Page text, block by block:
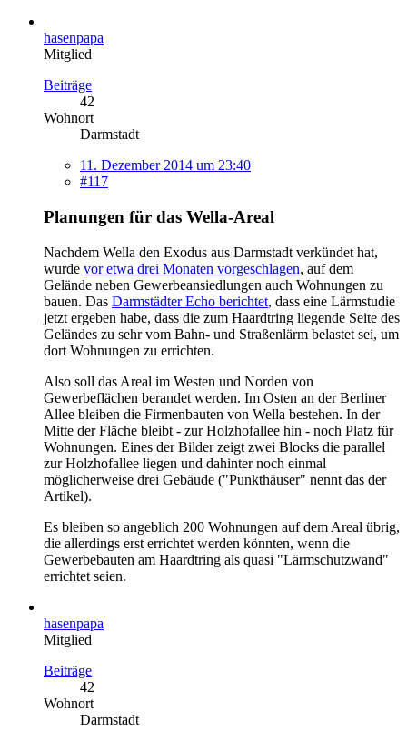
hasenpapa
Mitglied
Beiträge
42
Wohnort
Darmstadt
11. Dezember 2014 um 23:40
#117
Planungen für das Wella-Areal
Nachdem Wella den Exodus aus Darmstadt verkündet hat,
wurde vor etwa drei Monaten vorgeschlagen, auf dem
Gelände neben Gewerbeansiedlungen auch Wohnungen zu
bauen. Das Darmstädter Echo berichtet, dass eine Lärmstudie
jetzt ergeben habe, dass die zum Haardtring liegende Seite des
Geländes zu sehr vom Bahn- und Straßenlärm belastet sei, um
dort Wohnungen zu errichten.
Also soll das Areal im Westen und Norden von
Gewerbeflächen berandet werden. Im Osten an der Berliner
Allee bleiben die Firmenbauten von Wella bestehen. In der
Mitte der Fläche bleibt - zur Holzhofallee hin - noch Platz für
Wohnungen. Eines der Bilder zeigt zwei Blocks die parallel
zur Holzhofallee liegen und dahinter noch einmal
möglicherweise drei Gebäude ("Punkthäuser" nennt das der
Artikel).
Es bleiben so angeblich 200 Wohnungen auf dem Areal übrig,
die allerdings erst errichtet werden könnten, wenn die
Gewerbebauten am Haardtring als quasi "Lärmschutzwand"
errichtet seien.
hasenpapa
Mitglied
Beiträge
42
Wohnort
Darmstadt